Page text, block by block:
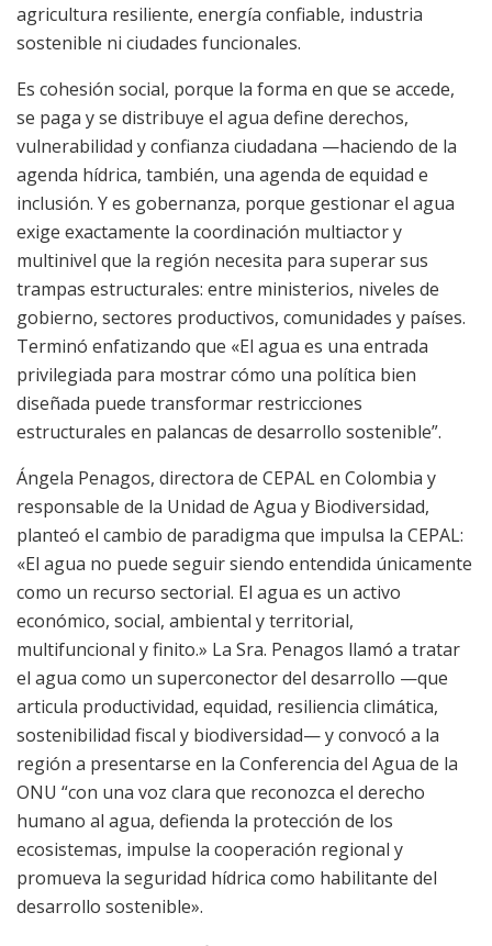
agricultura resiliente, energía confiable, industria
sostenible ni ciudades funcionales.
Es cohesión social, porque la forma en que se accede,
se paga y se distribuye el agua define derechos,
vulnerabilidad y confianza ciudadana —haciendo de la
agenda hídrica, también, una agenda de equidad e
inclusión. Y es gobernanza, porque gestionar el agua
exige exactamente la coordinación multiactor y
multinivel que la región necesita para superar sus
trampas estructurales: entre ministerios, niveles de
gobierno, sectores productivos, comunidades y países.
Terminó enfatizando que «El agua es una entrada
privilegiada para mostrar cómo una política bien
diseñada puede transformar restricciones
estructurales en palancas de desarrollo sostenible”.
Ángela Penagos, directora de CEPAL en Colombia y
responsable de la Unidad de Agua y Biodiversidad,
planteó el cambio de paradigma que impulsa la CEPAL:
«El agua no puede seguir siendo entendida únicamente
como un recurso sectorial. El agua es un activo
económico, social, ambiental y territorial,
multifuncional y finito.» La Sra. Penagos llamó a tratar
el agua como un superconector del desarrollo —que
articula productividad, equidad, resiliencia climática,
sostenibilidad fiscal y biodiversidad— y convocó a la
región a presentarse en la Conferencia del Agua de la
ONU “con una voz clara que reconozca el derecho
humano al agua, defienda la protección de los
ecosistemas, impulse la cooperación regional y
promueva la seguridad hídrica como habilitante del
desarrollo sostenible».